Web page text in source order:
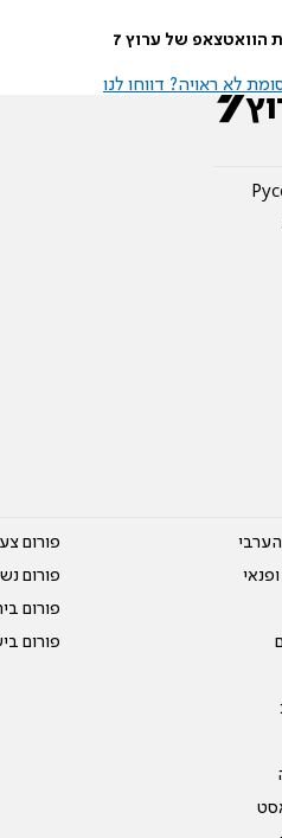
הוואטצאפ של ערוץ 7
לא ראויה? דווחו לנו
פורום
פורום
פורום
פורום